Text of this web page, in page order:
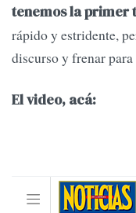
tenemos la primer
rápido y estridente,
discurso y frenar para
El video, acá: